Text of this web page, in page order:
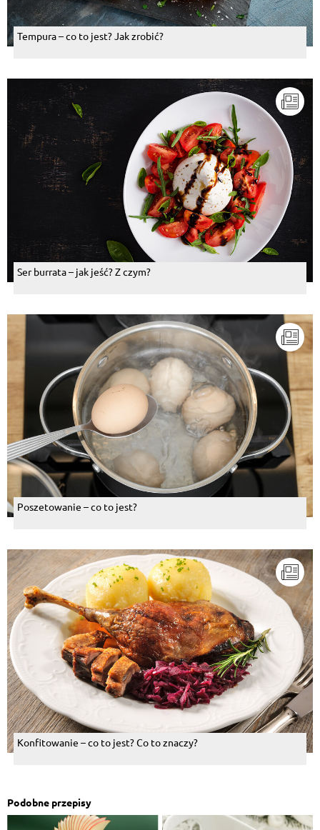
Tempura – co to jest? Jak zrobić?
Ser burrata – jak jeść? Z czym?
Poszetowanie – co to jest?
Konfitowanie – co to jest? Co to znaczy?
Podobne przepisy